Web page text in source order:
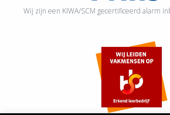
Wij zijn een KIWA/SCM gecertificeerd alarm